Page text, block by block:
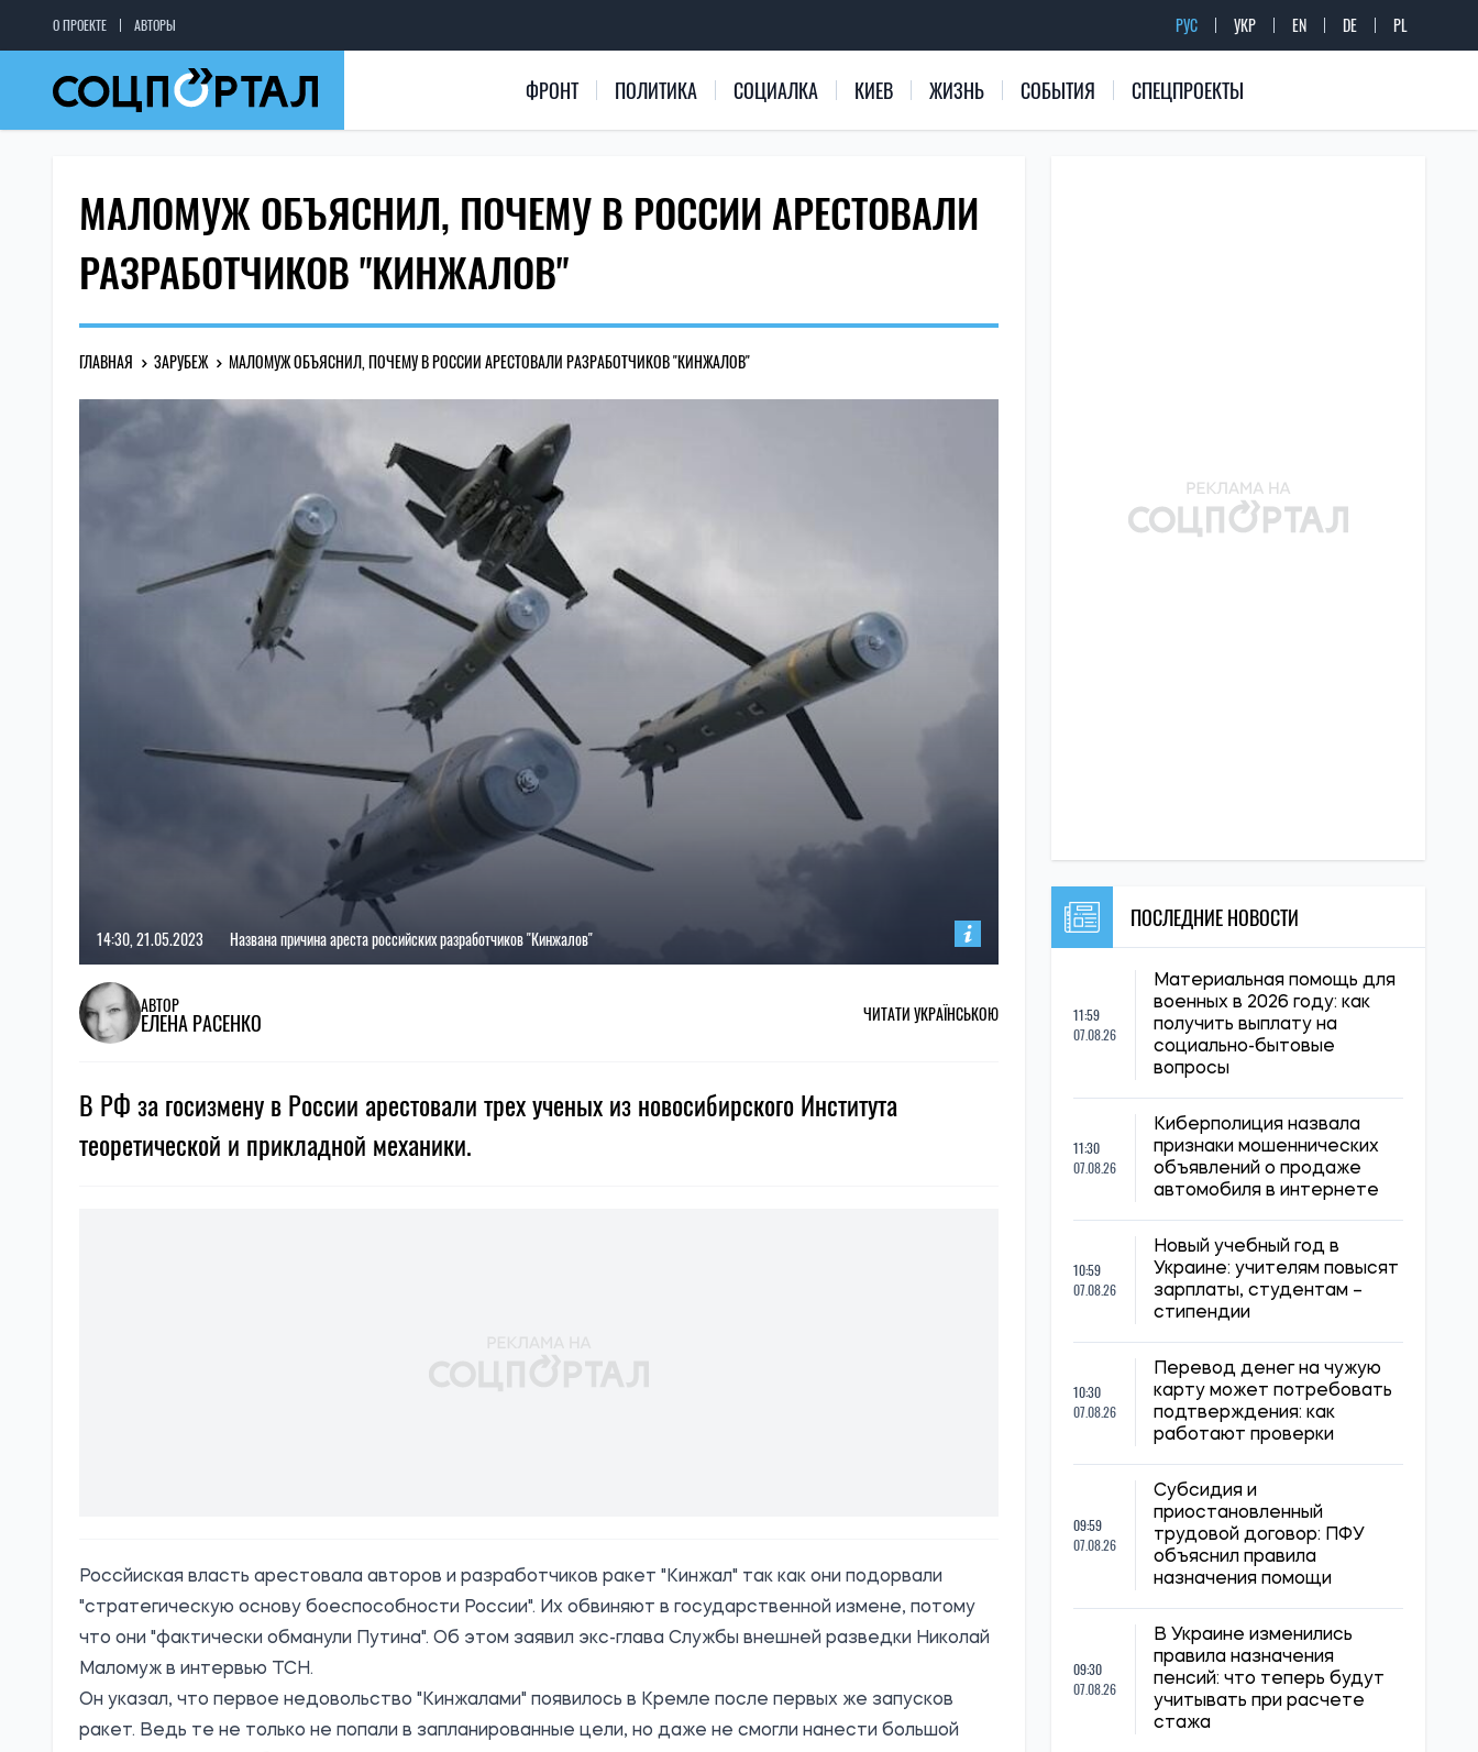
О ПРОЕКТЕ АВТОРЫ РУС УКР EN DE PL
ФРОНТ ПОЛИТИКА СОЦИАЛКА КИЕВ ЖИЗНЬ СОБЫТИЯ СПЕЦПРОЕКТЫ
МАЛОМУЖ ОБЪЯСНИЛ, ПОЧЕМУ В РОССИИ АРЕСТОВАЛИ
РАЗРАБОТЧИКОВ "КИНЖАЛОВ"
ГЛАВНАЯ ЗАРУБЕЖ МАЛОМУЖ ОБЪЯСНИЛ, ПОЧЕМУ В РОССИИ АРЕСТОВАЛИ РАЗРАБОТЧИКОВ "КИНЖАЛОВ"
14:30, 21.05.2023 Названа причина ареста российских разработчиков "Кинжалов"
АВТОР
ЕЛЕНА РАСЕНКО ЧИТАТИ УКРАЇНСЬКОЮ
В РФ за госизмену в России арестовали трех ученых из новосибирского Института
теоретической и прикладной механики.
Россйиская власть арестовала авторов и разработчиков ракет "Кинжал" так как они подорвали
"стратегическую основу боеспособности России". Их обвиняют в государственной измене, потому
что они "фактически обманули Путина". Об этом заявил экс-глава Службы внешней разведки Николай
Маломуж в интервью ТСН.
Он указал, что первое недовольство "Кинжалами" появилось в Кремле после первых же запусков
ракет. Ведь те не только не попали в запланированные цели, но даже не смогли нанести большой
ПОСЛЕДНИЕ НОВОСТИ
11:59
07.08.26
Материальная помощь для
военных в 2026 году: как
получить выплату на
социально-бытовые
вопросы
11:30
07.08.26
Киберполиция назвала
признаки мошеннических
объявлений о продаже
автомобиля в интернете
10:59
07.08.26
Новый учебный год в
Украине: учителям повысят
зарплаты, студентам –
стипендии
10:30
07.08.26
Перевод денег на чужую
карту может потребовать
подтверждения: как
работают проверки
09:59
07.08.26
Субсидия и
приостановленный
трудовой договор: ПФУ
объяснил правила
назначения помощи
09:30
07.08.26
В Украине изменились
правила назначения
пенсий: что теперь будут
учитывать при расчете
стажа